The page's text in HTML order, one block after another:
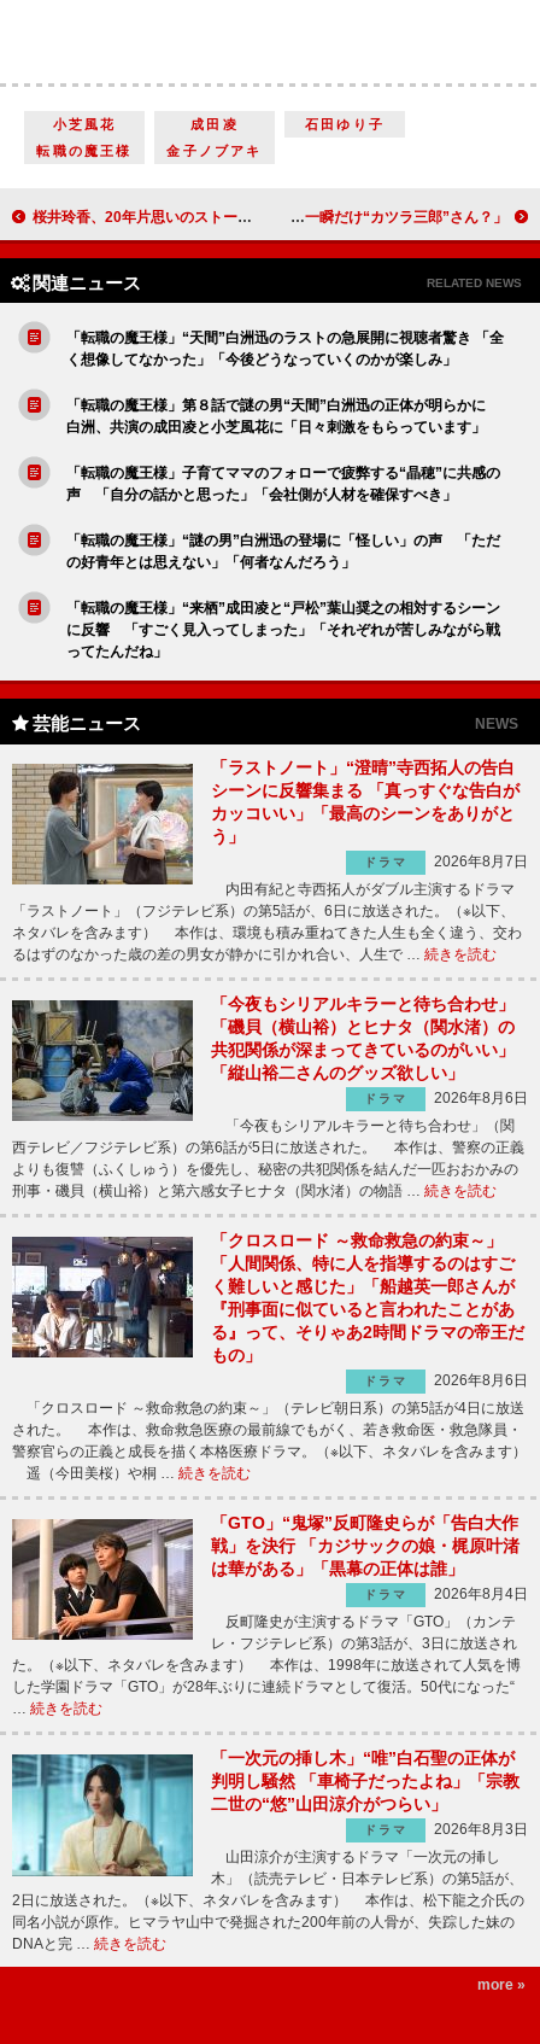
小芝風花 成田凌
石田ゆり子
転職の魔王様
金子ノブアキ
桜井玲香、20年片思いのストーカー役は「楽しそう」 中田圭祐、小学校時代のモテモテエピソードを告白 中島健人、山崎育三郎の「僕、カツラなんです」発言に衝撃 「気付かなかった。一瞬だけ“カツラ三郎”さん？」
関連ニュース RELATED NEWS
「転職の魔王様」“天間”白洲迅のラストの急展開に視聴者驚き 「全
く想像してなかった」「今後どうなっていくのかが楽しみ」
「転職の魔王様」第８話で謎の男“天間”白洲迅の正体が明らかに
白洲、共演の成田凌と小芝風花に「日々刺激をもらっています」
「転職の魔王様」子育てママのフォローで疲弊する“晶穂”に共感の
声 「自分の話かと思った」「会社側が人材を確保すべき」
「転職の魔王様」“謎の男”白洲迅の登場に「怪しい」の声 「ただ
の好青年とは思えない」「何者なんだろう」
「転職の魔王様」“来栖”成田凌と“戸松”葉山奨之の相対するシーン
に反響 「すごく見入ってしまった」「それぞれが苦しみながら戦
ってたんだね」
芸能ニュース NEWS
「ラストノート」“澄晴”寺西拓人の告白
シーンに反響集まる 「真っすぐな告白が
カッコいい」「最高のシーンをありがと
う」
ドラマ
2026年8月7日
内田有紀と寺西拓人がダブル主演するドラマ
「ラストノート」（フジテレビ系）の第5話が、6日に放送された。（※以下、
ネタバレを含みます） 本作は、環境も積み重ねてきた人生も全く違う、交わ
るはずのなかった歳の差の男女が静かに引かれ合い、人生で … 続きを読む
「今夜もシリアルキラーと待ち合わせ」
「磯貝（横山裕）とヒナタ（関水渚）の
共犯関係が深まってきているのがいい」
「縦山裕二さんのグッズ欲しい」
ドラマ
2026年8月6日
「今夜もシリアルキラーと待ち合わせ」（関
西テレビ／フジテレビ系）の第6話が5日に放送された。 本作は、警察の正義
よりも復讐（ふくしゅう）を優先し、秘密の共犯関係を結んだ一匹おおかみの
刑事・磯貝（横山裕）と第六感女子ヒナタ（関水渚）の物語 … 続きを読む
「クロスロード ～救命救急の約束～」
「人間関係、特に人を指導するのはすご
く難しいと感じた」「船越英一郎さんが
『刑事面に似ていると言われたことがあ
る』って、そりゃあ2時間ドラマの帝王だ
もの」
ドラマ
2026年8月6日
「クロスロード ～救命救急の約束～」（テレビ朝日系）の第5話が4日に放送
された。 本作は、救命救急医療の最前線でもがく、若き救命医・救急隊員・
警察官らの正義と成長を描く本格医療ドラマ。（※以下、ネタバレを含みます）
遥（今田美桜）や桐 … 続きを読む
「GTO」“鬼塚”反町隆史らが「告白大作
戦」を決行 「カジサックの娘・梶原叶渚
は華がある」「黒幕の正体は誰」
ドラマ
2026年8月4日
反町隆史が主演するドラマ「GTO」（カンテ
レ・フジテレビ系）の第3話が、3日に放送され
た。（※以下、ネタバレを含みます） 本作は、1998年に放送されて人気を博
した学園ドラマ「GTO」が28年ぶりに連続ドラマとして復活。50代になった“
続きを読む
「一次元の挿し木」“唯”白石聖の正体が
判明し騒然 「車椅子だったよね」「宗教
二世の“悠”山田涼介がつらい」
ドラマ
2026年8月3日
山田涼介が主演するドラマ「一次元の挿し
木」（読売テレビ・日本テレビ系）の第5話が、
2日に放送された。（※以下、ネタバレを含みます） 本作は、松下龍之介氏の
同名小説が原作。ヒマラヤ山中で発掘された200年前の人骨が、失踪した妹の
DNAと完 … 続きを読む
more »